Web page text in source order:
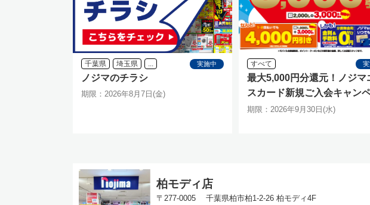
千葉県 埼玉県 ... 実施中
ノジマのチラシ
期限：2026年8月7日(金)
すべて
最大5,000円分還元！ノジマ
スカード新規ご入会キャン
ン
期限：2026年9月30日(水)
柏モディ店
〒277-0005 千葉県柏市柏1-2-26 柏モディ4F